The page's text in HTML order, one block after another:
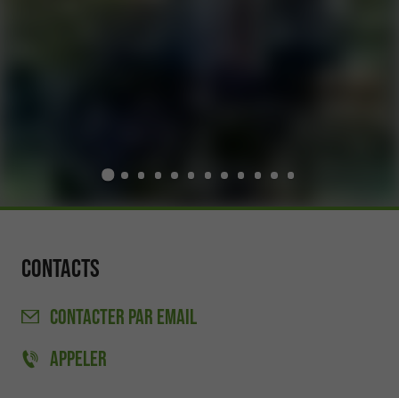
Contacts
CONTACTER PAR EMAIL
APPELER